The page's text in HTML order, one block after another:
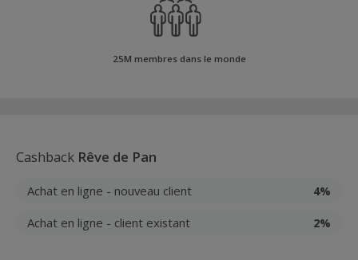
25M membres dans le monde
Cashback Rêve de Pan
Achat en ligne - nouveau client 4%
Achat en ligne - client existant 2%